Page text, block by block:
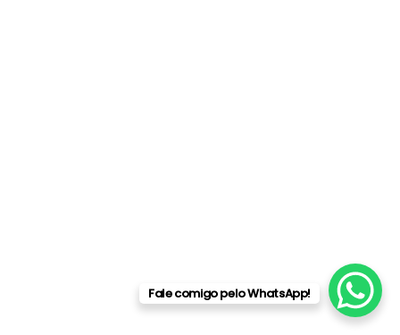
Fale comigo pelo WhatsApp!